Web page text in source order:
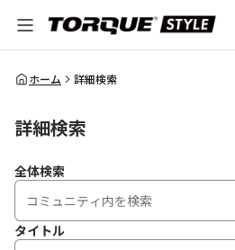
全体検索
ホーム 詳細検索
詳細検索
全体検索
タイトル